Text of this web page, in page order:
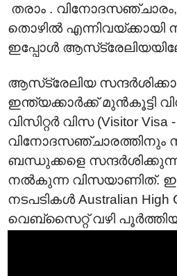
തരാം .
തൊഴിൽ എന്നിവയ്ക്കായി
ഇപ്പോൾ
ആസ്‌ട്രേലിയ
ഇന്ത്യക്കാർക്ക് മുൻകൂട്ടി
വിസിറ്റർ വിസ (Visitor Visa
ബന്ധുക്കളെ
നൽകുന്ന വിസയാണിത്.
നടപടികൾ Australian High
വെബ്സൈറ്റ് വഴി